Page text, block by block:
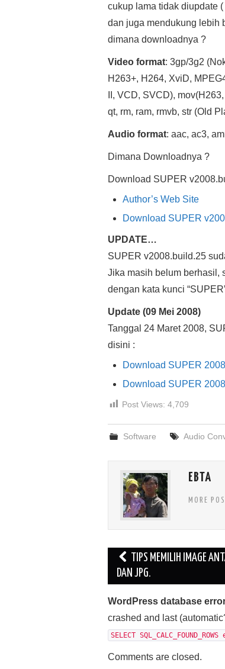
cukup lama tidak diupdate
dan juga mendukung lebih
dimana downloadnya ?
Video format: 3gp/3g2
H263+, H264, XviD,
II, VCD, SVCD),
qt, rm, ram, rmvb, str (Old
Audio format: aac, ac3,
Dimana Downloadnya ?
Download SUPER
Author’s Web Site
Download SUPER
UPDATE…
SUPER v2008.build.25
Jika masih belum berhasil,
dengan kata kunci
Update (09 Mei 2008)
Tanggal 24 Maret 2008,
disini :
Download SUPER
Download SUPER
Post Views: 4,709
Software Audio
EBTA
MORE
Post
navigation
TIPS MEMILIH IMAGE
DAN JPG.
WordPress database
crashed and last
SELECT
Comments are closed.